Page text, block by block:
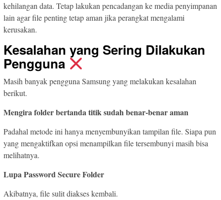
kehilangan data. Tetap lakukan pencadangan ke media penyimpanan
lain agar file penting tetap aman jika perangkat mengalami
kerusakan.
Kesalahan yang Sering Dilakukan
Pengguna
Masih banyak pengguna Samsung yang melakukan kesalahan
berikut.
Mengira folder bertanda titik sudah benar-benar aman
Padahal metode ini hanya menyembunyikan tampilan file. Siapa pun
yang mengaktifkan opsi menampilkan file tersembunyi masih bisa
melihatnya.
Lupa Password Secure Folder
Akibatnya, file sulit diakses kembali.